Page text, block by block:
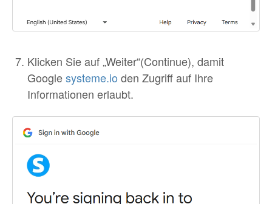
Klicken Sie auf „Weiter“(Continue), damit
Googlesysteme.io den Zugriff auf Ihre
Informationen erlaubt.